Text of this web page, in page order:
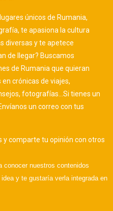
únicos de Rumania,
te apasiona la cultura
diversas y te apetece
de llegar? Buscamos
de Rumania que quieran
crónicas de viajes,
fotografías…Si tienes un
un correo con tus
y comparte tu opinión con otros
conocer nuestros contenidos
y te gustaría verla integrada en